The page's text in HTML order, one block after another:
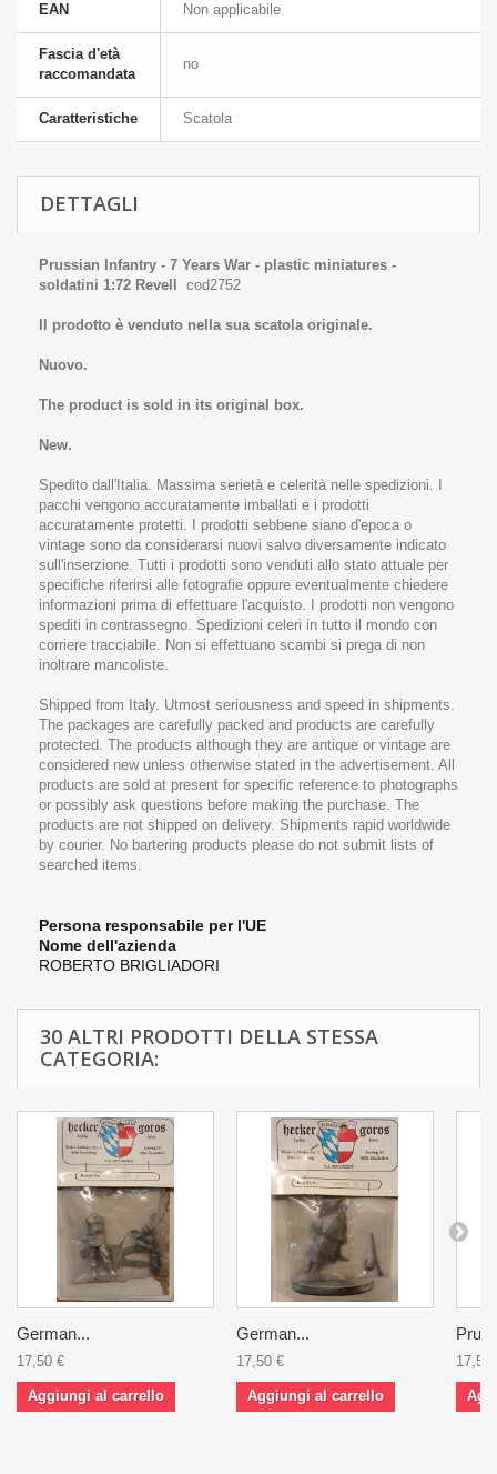
EAN Non applicabile
Fascia d'età
raccomandata
no
Caratteristiche Scatola
DETTAGLI
Prussian Infantry - 7 Years War - plastic miniatures -
soldatini 1:72 Revell
cod2752
Il prodotto è venduto nella sua scatola originale.
Nuovo.
The product is sold in its original box.
New.
Spedito dall'Italia. Massima serietà e celerità nelle spedizioni. I
pacchi vengono accuratamente imballati e i prodotti
accuratamente protetti. I prodotti sebbene siano d'epoca o
vintage sono da considerarsi nuovi salvo diversamente indicato
sull'inserzione. Tutti i prodotti sono venduti allo stato attuale per
specifiche riferirsi alle fotografie oppure eventualmente chiedere
informazioni prima di effettuare l'acquisto. I prodotti non vengono
spediti in contrassegno. Spedizioni celeri in tutto il mondo con
corriere tracciabile. Non si effettuano scambi si prega di non
inoltrare mancoliste.
Shipped from Italy. Utmost seriousness and speed in shipments.
The packages are carefully packed and products are carefully
protected. The products although they are antique or vintage are
considered new unless otherwise stated in the advertisement. All
products are sold at present for specific reference to photographs
or possibly ask questions before making the purchase. The
products are not shipped on delivery. Shipments rapid worldwide
by courier. No bartering products please do not submit lists of
searched items.
Persona responsabile per l'UE
Nome dell'azienda
ROBERTO BRIGLIADORI
30 ALTRI PRODOTTI DELLA STESSA
CATEGORIA:
German...
17,50 €
Aggiungi al carrello
German...
17,50 €
Aggiungi al carrello
17,50